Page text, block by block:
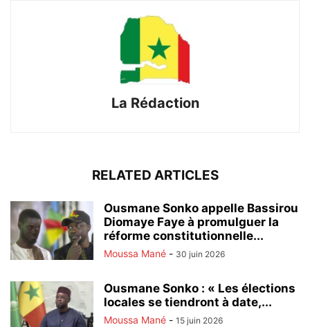
La Rédaction
RELATED ARTICLES
Ousmane Sonko appelle Bassirou
Diomaye Faye à promulguer la
réforme constitutionnelle...
Moussa Mané - 30 juin 2026
Ousmane Sonko : « Les élections
locales se tiendront à date,...
Moussa Mané - 15 juin 2026